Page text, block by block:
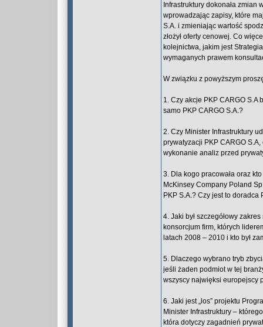
Infrastruktury dokonała
wprowadzając zapisy, które
S.A. i zmieniając wartość
złożył oferty cenowej. Co
kolejnictwa, jakim jest
wymaganych prawem
W związku z powyższym
1. Czy akcje PKP CARGO S.A
samo PKP CARGO S.A.?
2. Czy Minister Infrastruktury
prywatyzacji PKP CARGO
wykonanie analiz przed
3. Dla kogo pracowała oraz
McKinsey Company Poland
PKP S.A.? Czy jest to doradca
4. Jaki był szczegółowy
konsorcjum firm, których
latach 2008 – 2010 i kto był
5. Dlaczego wybrano tryb
jeśli żaden podmiot w tej
wszyscy najwięksi europejscy
6. Jaki jest „los” projektu
Minister Infrastruktury –
która dotyczy zagadnień